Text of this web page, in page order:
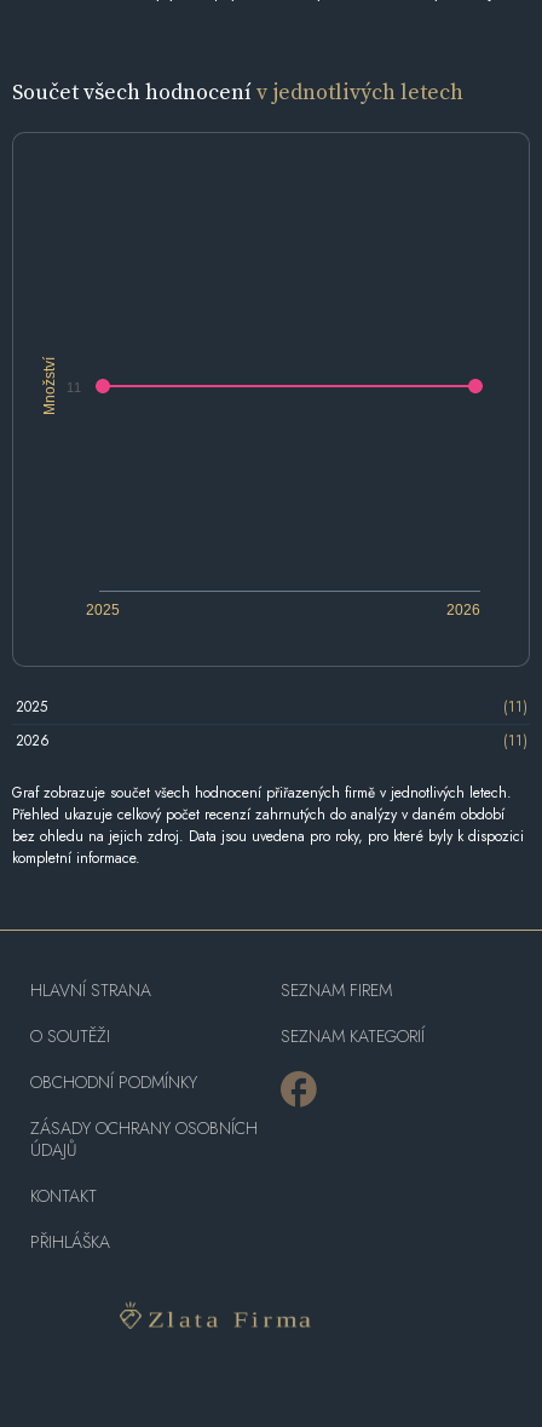
Součet všech hodnocenív jednotlivých letech
Množství
2025 2026
11
2025
(11)
2026
(11)
Graf zobrazuje součet všech hodnocení přiřazených firmě v jednotlivých letech.
Přehled ukazuje celkový počet recenzí zahrnutých do analýzy v daném období
bez ohledu na jejich zdroj. Data jsou uvedena pro roky, pro které byly k dispozici
kompletní informace.
HLAVNÍ STRANA
O SOUTĚŽI
OBCHODNÍ PODMÍNKY
ZÁSADY OCHRANY OSOBNÍCH
ÚDAJŮ
KONTAKT
PŘIHLÁŠKA
SEZNAM FIREM
SEZNAM KATEGORIÍ